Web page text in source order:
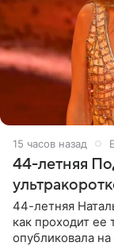
15 часов назад
44-летняя
44-летняя
как проходит ее
опубликовала